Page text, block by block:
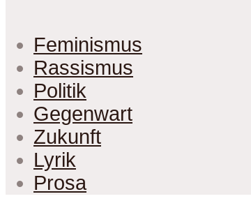
Feminismus
Rassismus
Politik
Gegenwart
Zukunft
Lyrik
Prosa